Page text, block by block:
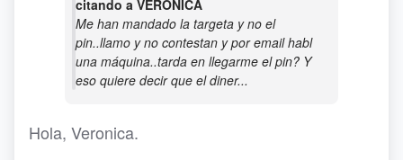
citando a VERONICA
Me han mandado la targeta y no el
pin..llamo y no contestan y por email habl
una máquina..tarda en llegarme el pin? Y
eso quiere decir que el diner...
Hola, Veronica.